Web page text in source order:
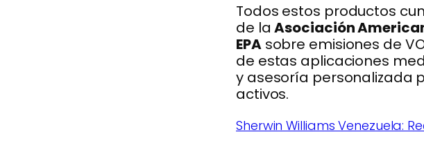
Todos estos productos
de laAsociación
EPAsobre emisiones de
de estas aplicaciones
y asesoría personalizada
activos.
Sherwin Williams Venezuela: